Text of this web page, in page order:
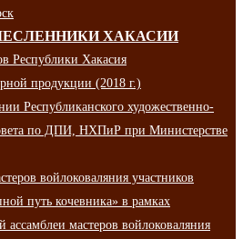
ХАКАСИИ
Республики Хакасия
продукции (2018 г.)
Республиканского художественно-
по ДПИ, НХПиР при Министерстве
войлоковаляния участников
путь кочевника» в рамках
мастеров войлоковаляния